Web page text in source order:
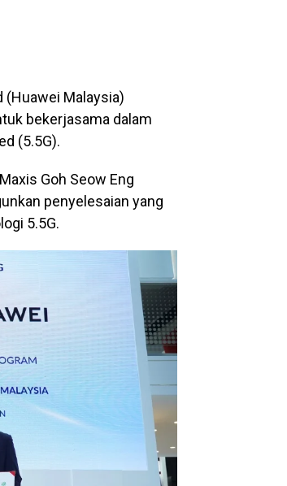
(Huawei Malaysia)
bekerjasama dalam
(5.5G).
Goh Seow Eng
penyelesaian yang
5.5G.